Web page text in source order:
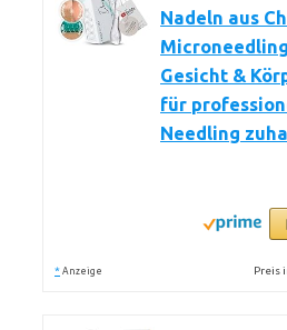
Nadeln aus
Gesicht &
für
Needling
* Anzeige Preis